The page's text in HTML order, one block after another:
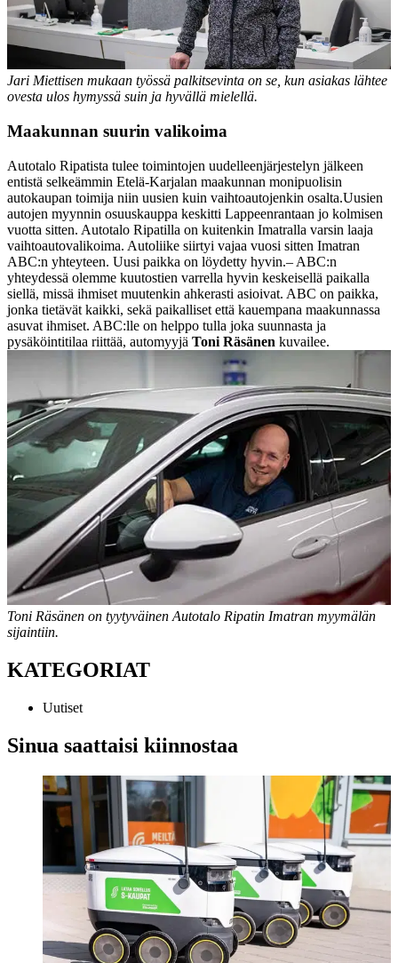
Jari Miettisen mukaan työssä palkitsevinta on se, kun asiakas lähtee
ovesta ulos hymyssä suin ja hyvällä mielellä.
Maakunnan suurin valikoima
Autotalo Ripatista tulee toimintojen uudelleenjärjestelyn jälkeen
entistä selkeämmin Etelä-Karjalan maakunnan monipuolisin
autokaupan toimija niin uusien kuin vaihtoautojenkin osalta.Uusien
autojen myynnin osuuskauppa keskitti Lappeenrantaan jo kolmisen
vuotta sitten. Autotalo Ripatilla on kuitenkin Imatralla varsin laaja
vaihtoautovalikoima. Autoliike siirtyi vajaa vuosi sitten Imatran
ABC:n yhteyteen. Uusi paikka on löydetty hyvin.– ABC:n
yhteydessä olemme kuutostien varrella hyvin keskeisellä paikalla
siellä, missä ihmiset muutenkin ahkerasti asioivat. ABC on paikka,
jonka tietävät kaikki, sekä paikalliset että kauempana maakunnassa
asuvat ihmiset. ABC:lle on helppo tulla joka suunnasta ja
pysäköintitilaa riittää, automyyjä Toni Räsänen kuvailee.
Toni Räsänen on tyytyväinen Autotalo Ripatin Imatran myymälän
sijaintiin.
KATEGORIAT
Uutiset
Sinua saattaisi kiinnostaa